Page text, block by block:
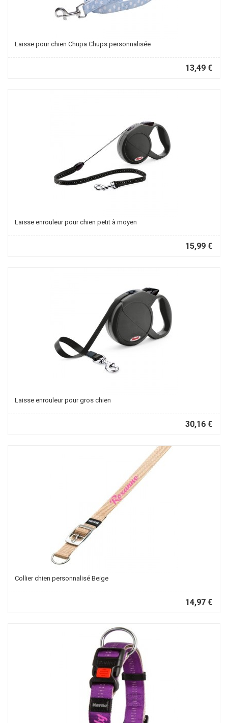
Laisse pour chien Chupa Chups personnalisée
13,49 €
Laisse enrouleur pour chien petit à moyen
15,99 €
Laisse enrouleur pour gros chien
30,16 €
Collier chien personnalisé Beige
14,97 €